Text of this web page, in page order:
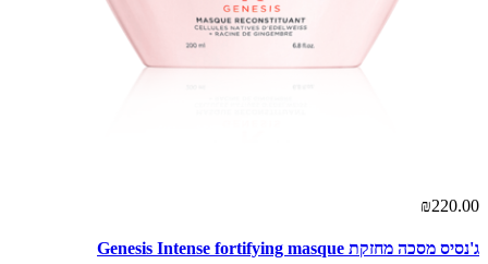
₪220.00
ג'נסיס מסכה מחזקת Genesis Intense fortifying masque